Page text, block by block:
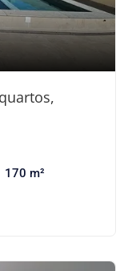
170 m²